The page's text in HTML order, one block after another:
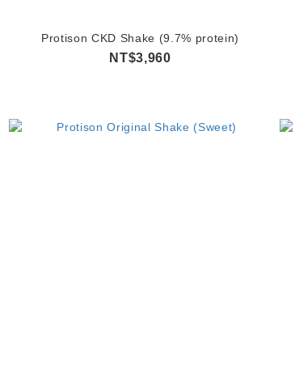
Protison CKD Shake (9.7% protein)
NT$3,960